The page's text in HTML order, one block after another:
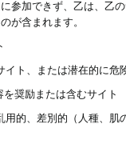
参加できず、乙は、乙
が含まれます。
ト、または潜在的に
奨励または含むサイト
的、差別的（人種、